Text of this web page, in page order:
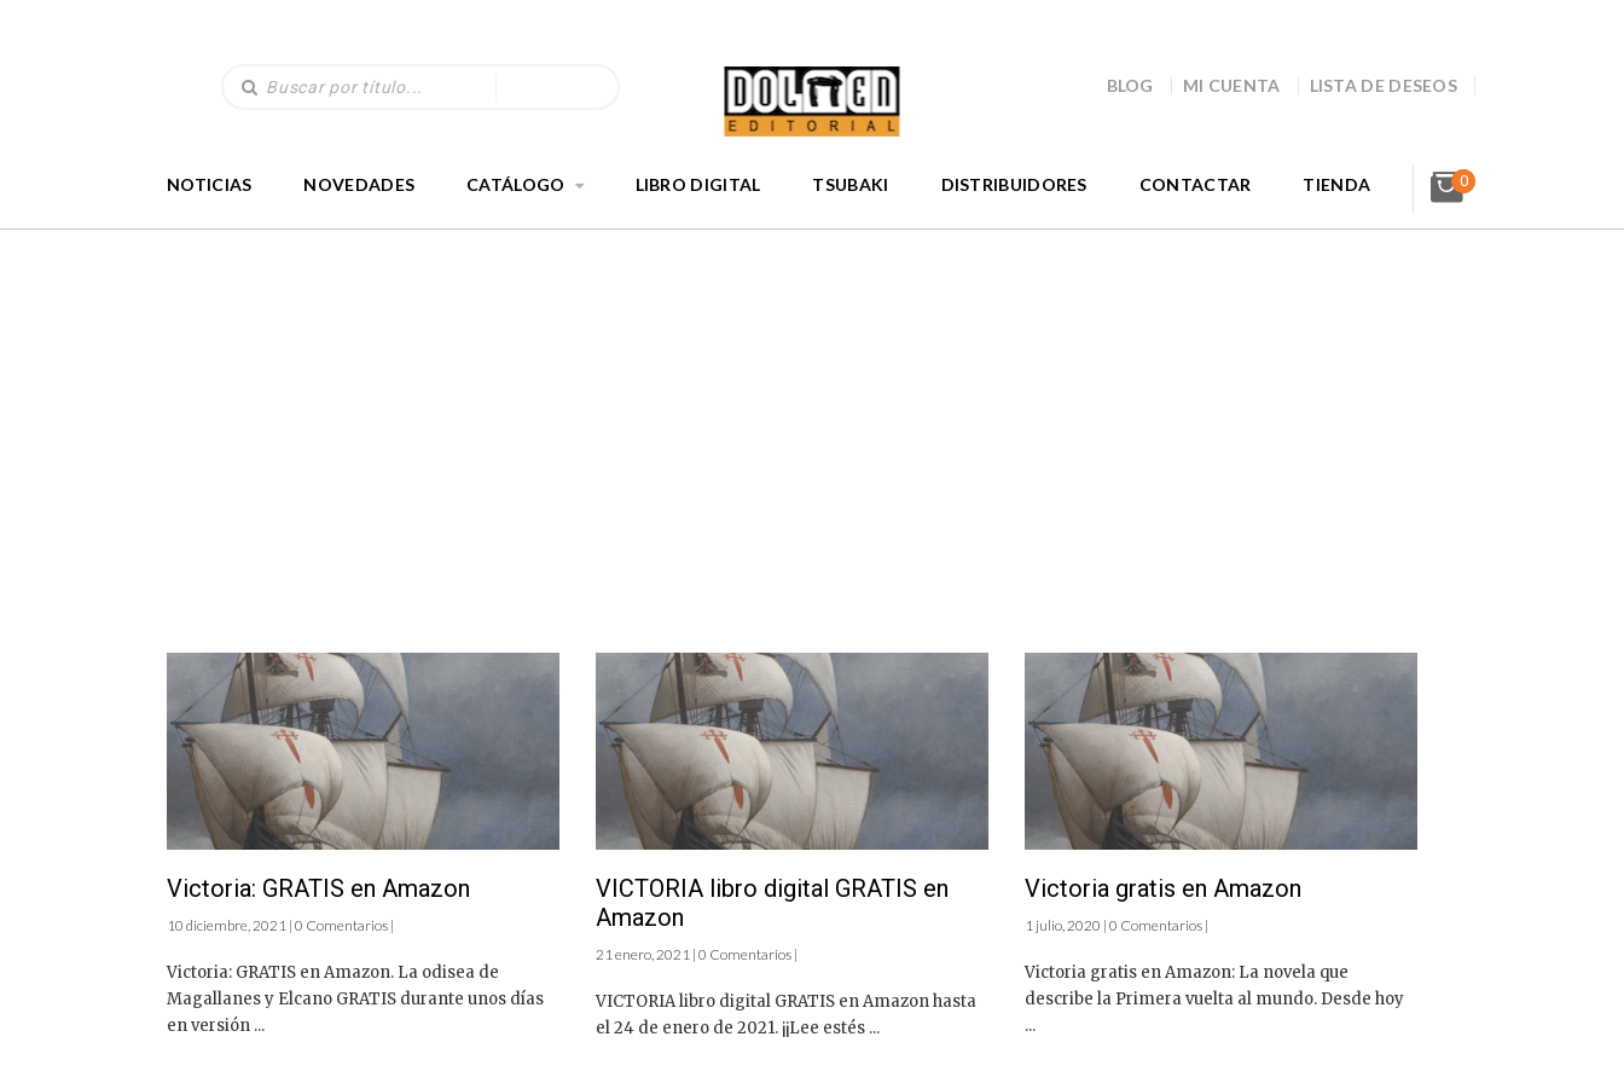
BLOG MI CUENTA LISTA DE DESEOS
NOTICIAS NOVEDADES CATÁLOGO LIBRO DIGITAL TSUBAKI DISTRIBUIDORES CONTACTAR TIENDA 0
Victoria: GRATIS en Amazon
10 diciembre, 2021 | 0 Comentarios |
Victoria: GRATIS en Amazon. La odisea de
Magallanes y Elcano GRATIS durante unos días
en versión ...
VICTORIA libro digital GRATIS en
Amazon
21 enero, 2021 | 0 Comentarios |
VICTORIA libro digital GRATIS en Amazon hasta
el 24 de enero de 2021. ¡¡Lee estés ...
Victoria gratis en Amazon
1 julio, 2020 | 0 Comentarios |
Victoria gratis en Amazon: La novela que
describe la Primera vuelta al mundo. Desde hoy
...